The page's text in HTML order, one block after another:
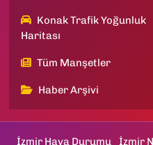
Konak Trafik Yoğunluk
Haritası
Tüm Manşetler
Haber Arşivi
İzmir Hava Durumu İzmir